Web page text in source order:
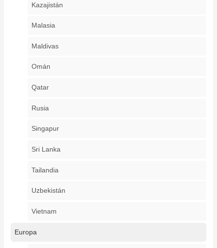
Kazajistán
Malasia
Maldivas
Omán
Qatar
Rusia
Singapur
Sri Lanka
Tailandia
Uzbekistán
Vietnam
Europa